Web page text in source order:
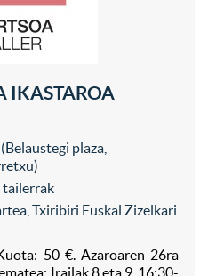
IKASTAROA
plaza,
tailerrak
Txiribiri Euskal Zizelkari
50 €. Azaroaren 26ra
Irailak 8 eta 9, 16:30-